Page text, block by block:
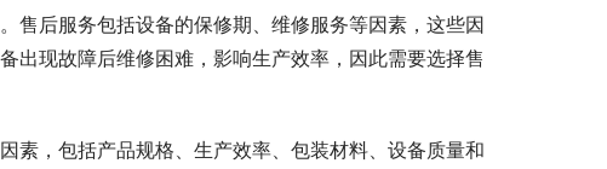
售后服务包括设备的保修期、维修服务等因素，这些因
出现故障后维修困难，影响生产效率，因此需要选择售
素，包括产品规格、生产效率、包装材料、设备质量和